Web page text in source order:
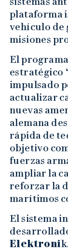
plataforma
vehículo de
misiones
El
estratégico
impulsado
actualizar
nuevas
alemana
rápida de
objetivo
fuerzas
ampliar la
reforzar la
marítimos
El sistema
Elektroni